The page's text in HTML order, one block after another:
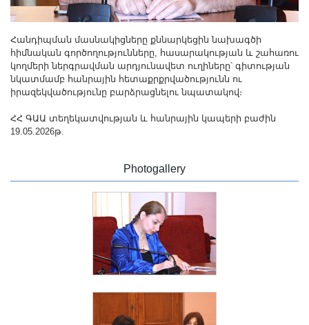
Հանդիպման մասնակիցները քննարկեցին նախագծի
հիմնական գործողությունները, հասարակության և շահառու
կողմերի ներգրավման արդյունավետ ուղիները՝ գիտության
նկատմամբ հանրային հետաքրքրվածությունն ու
իրազեկվածությունը բարձրացնելու նպատակով։
ՀՀ ԳԱԱ տեղեկատվության և հանրային կապերի բաժին
19.05.2026թ.
Photogallery